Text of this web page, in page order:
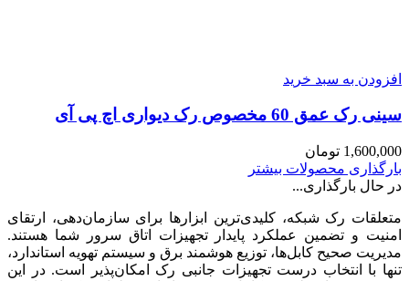
افزودن به سبد خرید
سینی رک عمق 60 مخصوص رک دیواری اچ پی آی
1,600,000 تومان
بارگذاری محصولات بیشتر
در حال بارگذاری...
متعلقات رک شبکه، کلیدی‌ترین ابزارها برای سازمان‌دهی، ارتقای
امنیت و تضمین عملکرد پایدار تجهیزات اتاق سرور شما هستند.
مدیریت صحیح کابل‌ها، توزیع هوشمند برق و سیستم تهویه استاندارد،
تنها با انتخاب درست تجهیزات جانبی رک امکان‌پذیر است. در این